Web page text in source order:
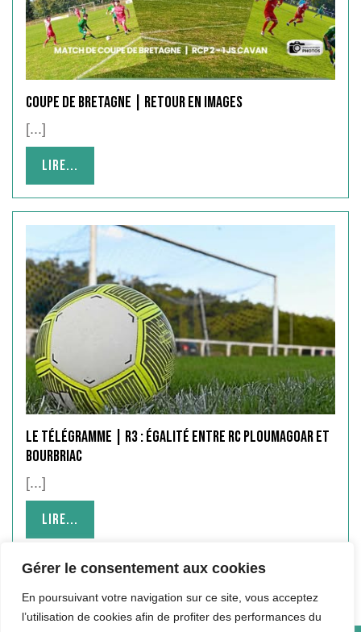
Gérer le consentement aux cookies
En poursuivant votre navigation sur ce site, vous acceptez
l’utilisation de cookies afin de profiter des performances du
Coupe de Bretagne | Retour en images
[...]
Lire...
Le Télégramme | R3 : égalité entre RC PLOUMAGOAR et
Bourbriac
[...]
Lire...